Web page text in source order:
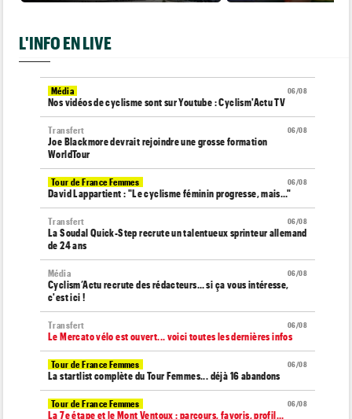
L'INFO EN LIVE
06/08
Média
Nos vidéos de cyclisme sont sur Youtube : Cyclism'Actu TV
06/08
Transfert
Joe Blackmore devrait rejoindre une grosse formation
WorldTour
06/08
Tour de France Femmes
David Lappartient : "Le cyclisme féminin progresse, mais…"
06/08
Transfert
La Soudal Quick-Step recrute un talentueux sprinteur allemand
de 24 ans
06/08
Média
Cyclism’Actu recrute des rédacteurs… si ça vous intéresse,
c'est ici !
06/08
Transfert
Le Mercato vélo est ouvert... voici toutes les dernières infos
06/08
Tour de France Femmes
La startlist complète du Tour Femmes... déjà 16 abandons
06/08
Tour de France Femmes
La 7e étape et le Mont Ventoux : parcours, favoris, profil…